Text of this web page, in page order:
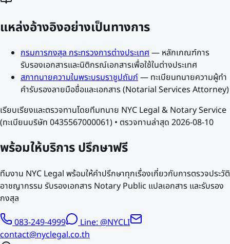
แหล่งอ้างอิงอย่างเป็นทางการ
กรมการกงสุล กระทรวงการต่างประเทศ— หลักเกณฑ์การ
รับรองเอกสารและนิติกรณ์เอกสารเพื่อใช้ในต่างประเทศ
สภาทนายความในพระบรมราชูปถัมภ์— ทะเบียนทนายความผู้ทำ
คำรับรองลายมือชื่อและเอกสาร (Notarial Services Attorney)
เรียบเรียงและตรวจทานโดยทีมทนาย NYC Legal & Notary Service
(ทะเบียนบริษัท 0435567000061) • ตรวจทานล่าสุด 2026-08-10
พร้อมให้บริการปรึกษาฟรี
ทีมงาน NYC Legal พร้อมให้คำปรึกษาทุกเรื่องเกี่ยวกับการตรวจประวัติ
อาชญากรรม รับรองเอกสาร Notary Public แปลเอกสาร และรับรอง
กงสุล
083-249-4999
Line: @NYCLI
contact@nyclegal.co.th